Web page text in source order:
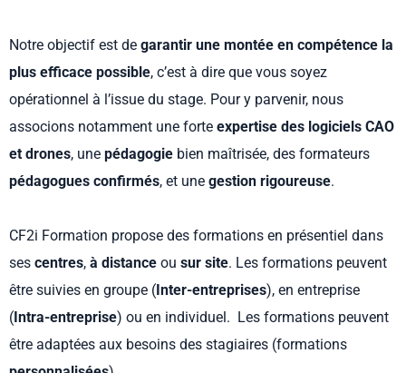
Notre objectif est de garantir une montée en compétence la
plus efficace possible, c’est à dire que vous soyez
opérationnel à l’issue du stage. Pour y parvenir, nous
associons notamment une forte expertise des logiciels CAO
et drones, une pédagogie bien maîtrisée, des formateurs
pédagogues confirmés, et une gestion rigoureuse.
CF2i Formation propose des formations en présentiel dans
ses centres, à distance ou sur site. Les formations peuvent
être suivies en groupe (Inter-entreprises), en entreprise
(Intra-entreprise) ou en individuel. Les formations peuvent
être adaptées aux besoins des stagiaires (formations